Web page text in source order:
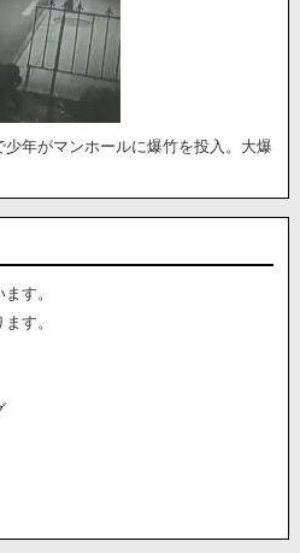
少年がマンホールに爆竹を投入。大爆
す。
す。